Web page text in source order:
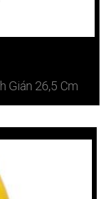
Gián 26,5 Cm